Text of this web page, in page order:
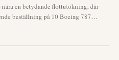
en betydande flottutökning, där
beställning på 10 Boeing 787
förvärv kan formellt tillkännages
och modernisering av flottan.